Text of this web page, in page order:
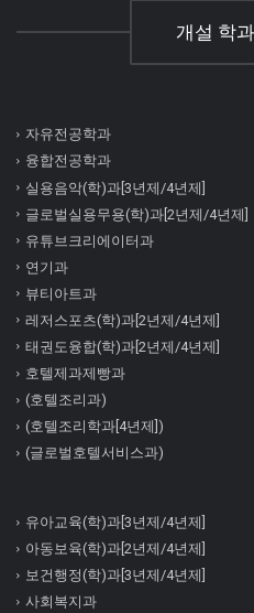
개설 학
자유전공학과
융합전공학과
실용음악(학)과[3년제/4년제]
글로벌실용무용(학)과[2년제/4년제]
유튜브크리에이터과
연기과
뷰티아트과
레저스포츠(학)과[2년제/4년제]
태권도융합(학)과[2년제/4년제]
호텔제과제빵과
(호텔조리과)
(호텔조리학과[4년제])
(글로벌호텔서비스과)
유아교육(학)과[3년제/4년제]
아동보육(학)과[2년제/4년제]
보건행정(학)과[3년제/4년제]
사회복지과